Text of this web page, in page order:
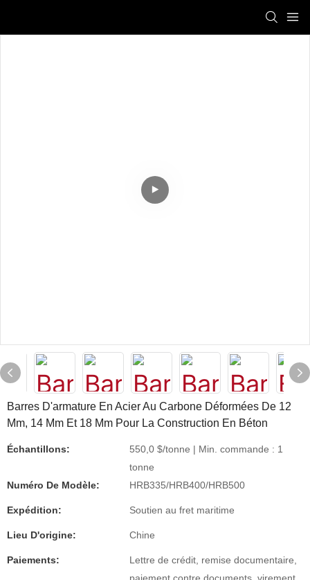
Barres D'armature En Acier Au Carbone Déformées De 12
Mm, 14 Mm Et 18 Mm Pour La Construction En Béton
Échantillons:
550,0 $/tonne | Min. commande : 1
tonne
Numéro De Modèle:
HRB335/HRB400/HRB500
Expédition: Soutien au fret maritime
Lieu D'origine: Chine
Paiements:
Lettre de crédit, remise documentaire,